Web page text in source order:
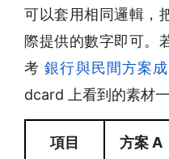
可以套用相同邏輯，
際提供的數字即可。
考 銀行與民間方案
dcard 上看到的素材一
項目
方案 A